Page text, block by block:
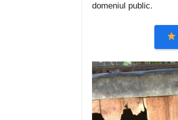
domeniul public.